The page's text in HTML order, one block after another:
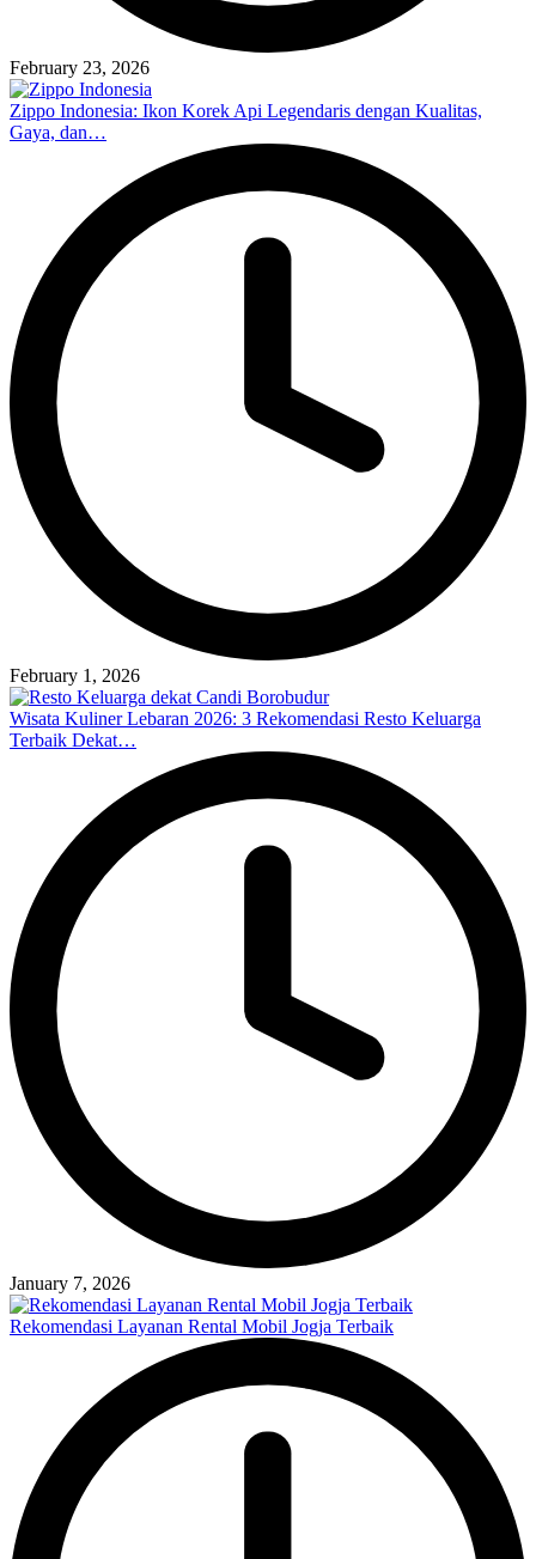
February 23, 2026
Zippo Indonesia: Ikon Korek Api Legendaris dengan Kualitas,
Gaya, dan…
February 1, 2026
Wisata Kuliner Lebaran 2026: 3 Rekomendasi Resto Keluarga
Terbaik Dekat…
January 7, 2026
Rekomendasi Layanan Rental Mobil Jogja Terbaik